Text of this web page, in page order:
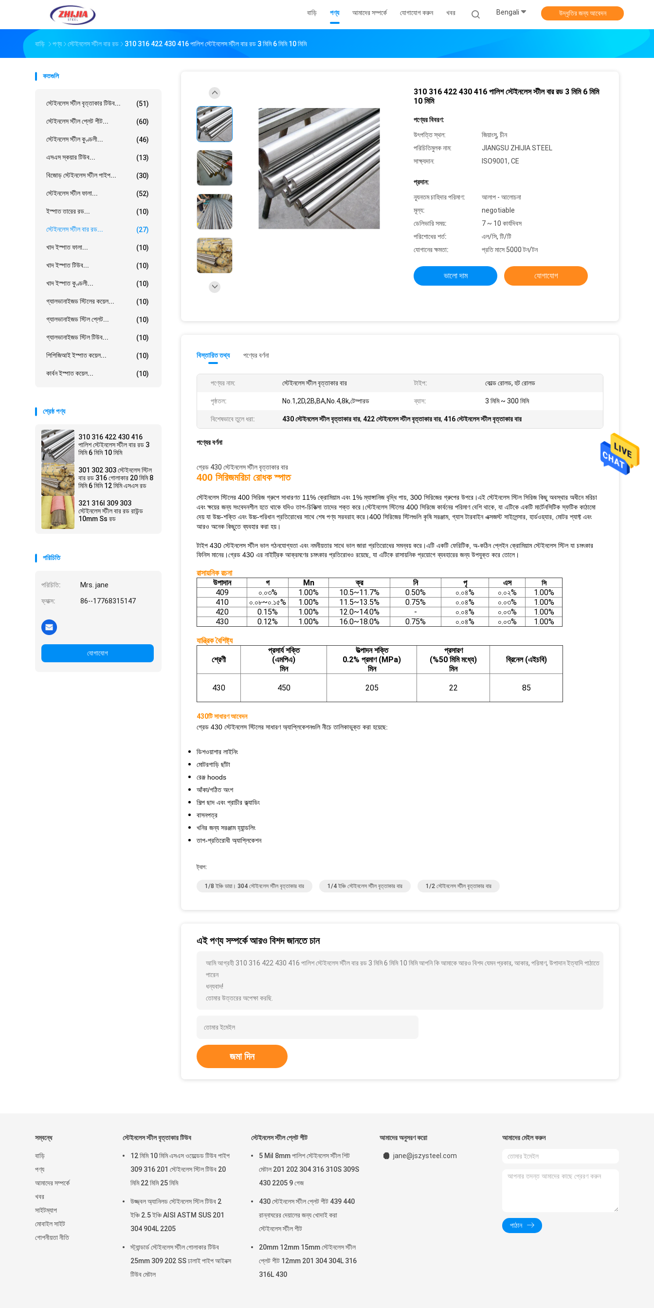
বাড়ি পণ্য আমাদের সম্পর্কে যোগাযোগ করুন খবর Bengali উদ্ধৃতির জন্য আবেদন
বাড়ি পণ্য স্টেইনলেস স্টীল বার রড 310 316 422 430 416 পালিশ স্টেইনলেস স্টীল বার রড 3 মিমি 6 মিমি 10 মিমি
কতগুলি
স্টেইনলেস স্টীল বৃত্তাকার টিউব... (51)
স্টেইনলেস স্টীল প্লেট শীট... (60)
স্টেইনলেস স্টীল কুণ্ডলী... (46)
এসএস স্কয়ার টিউব... (13)
বিজোড় স্টেইনলেস স্টীল পাইপ... (30)
স্টেইনলেস স্টীল ফালা... (52)
ইস্পাত তারের রড... (10)
স্টেইনলেস স্টীল বার রড... (27)
খাদ ইস্পাত ফালা... (10)
খাদ ইস্পাত টিউব... (10)
খাদ ইস্পাত কুণ্ডলী... (10)
গ্যালভানাইজড স্টিলের কয়েল... (10)
গ্যালভানাইজড স্টিল প্লেট... (10)
গ্যালভানাইজড স্টিল টিউব... (10)
পিপিজিআই ইস্পাত কয়েল... (10)
কার্বন ইস্পাত কয়েল... (10)
শ্রেষ্ঠ পণ্য
310 316 422 430 416
পালিশ স্টেইনলেস স্টীল বার রড 3
মিমি 6 মিমি 10 মিমি
301 302 303 স্টেইনলেস স্টিল
বার রড 316 গোলাকার 20 মিমি 8
মিমি 6 মিমি 12 মিমি এসএস রড
321 316l 309 303
স্টেইনলেস স্টীল বার রড রাউন্ড
10mm Ss রড
পরিচিতি
পরিচিতি: Mrs. jane
ফ্যাক্স: 86--17768315147
যোগাযোগ
310 316 422 430 416 পালিশ স্টেইনলেস স্টীল বার রড 3 মিমি 6 মিমি
10 মিমি
পণ্যের বিবরণ:
উৎপত্তি স্থল:
জিয়াংসু, চীন
পরিচিতিমুলক নাম:
JIANGSU ZHIJIA STEEL
সাক্ষ্যদান:
ISO9001, CE
প্রদান:
ন্যূনতম চাহিদার পরিমাণ:
আলাপ - আলোচনা
মূল্য:
negotiable
ডেলিভারি সময়:
7 ~ 10 কার্যদিবস
পরিশোধের শর্ত:
এল/সি, টি/টি
যোগানের ক্ষমতা:
প্রতি মাসে 5000 টন/টন
ভালো দাম যোগাযোগ
বিস্তারিত তথ্য পণ্যের বর্ণনা
পণ্যের নাম: স্টেইনলেস স্টীল বৃত্তাকার বার টাইপ: কোল্ড রোলড, হট রোলড
পৃষ্ঠতল: No.1,2D,2B,BA,No.4,8k,টেম্পারড ব্যাস: 3 মিমি ~ 300 মিমি
বিশেষভাবে তুলে ধরা: 430 স্টেইনলেস স্টীল বৃত্তাকার বার, 422 স্টেইনলেস স্টীল বৃত্তাকার বার, 416 স্টেইনলেস স্টীল বৃত্তাকার বার
পণ্যের বর্ণনা
গ্রেড 430 স্টেইনলেস স্টীল বৃত্তাকার বার
400 সিরিজমরিচা রোধক স্পাত
স্টেইনলেস স্টিলের 400 সিরিজ গ্রুপে সাধারণত 11% ক্রোমিয়াম এবং 1% ম্যাঙ্গানিজ বৃদ্ধি পায়, 300 সিরিজের গ্রুপের উপরে।এই স্টেইনলেস স্টিল সিরিজ কিছু অবস্থার অধীনে মরিচা
এবং ক্ষয়ের জন্য সংবেদনশীল হতে থাকে যদিও তাপ-চিকিত্সা তাদের শক্ত করে।স্টেইনলেস স্টিলের 400 সিরিজে কার্বনের পরিমাণ বেশি থাকে, যা এটিকে একটি মার্টেনসিটিক স্ফটিক কাঠামো
দেয় যা উচ্চ-শক্তি এবং উচ্চ-পরিধান প্রতিরোধের সাথে শেষ পণ্য সরবরাহ করে।400 সিরিজের স্টিলগুলি কৃষি সরঞ্জাম, গ্যাস টারবাইন এক্সজস্ট সাইলেন্সার, হার্ডওয়্যার, মোটর শ্যাফ্ট এবং
আরও অনেক কিছুতে ব্যবহার করা হয়।
টাইপ 430 স্টেইনলেস স্টীল ভাল গঠনযোগ্যতা এবং নমনীয়তার সাথে ভাল জারা প্রতিরোধের সমন্বয় করে।এটি একটি ফেরিটিক, অ-কঠিন প্লেইন ক্রোমিয়াম স্টেইনলেস স্টিল যা চমৎকার
ফিনিস মানের।গ্রেড 430 এর নাইট্রিক আক্রমণের চমৎকার প্রতিরোধও রয়েছে, যা এটিকে রাসায়নিক প্রয়োগে ব্যবহারের জন্য উপযুক্ত করে তোলে।
রাসায়নিক রচনা
উপাদান
গ Mn ক্র নি পৃ এস সি
409 ০.০৩% 1.00% 10.5~11.7% 0.50% ০.০৪% ০.০২%
1.00%
410
০.০৮~০.১৫% 1.00% 11.5~13.5% 0.75% ০.০৪% ০.০৩%
1.00%
420
0.15% 1.00% 12.0~14.0% - ০.০৪% ০.০৩%
1.00%
430
0.12% 1.00% 16.0~18.0% 0.75% ০.০৪% ০.০৩% 1.00%
যান্ত্রিক বৈশিষ্ট্য
শ্রেণী
প্রসার্য শক্তি
(এমপিএ)
মিন
উত্পাদন শক্তি
0.2% প্রমাণ (MPa)
মিন
প্রসারণ
(%50 মিমি মধ্যে)
মিন
ব্রিনেল (এইচবি)
430 450 205 22 85
430টি সাধারণ আবেদন
গ্রেড 430 স্টেইনলেস স্টিলের সাধারণ অ্যাপ্লিকেশনগুলি নীচে তালিকাভুক্ত করা হয়েছে:
ডিশওয়াশার লাইনিং
মোটরগাড়ি ছাঁটা
রেঞ্জ hoods
আঁকা/গঠিত অংশ
শিল্প ছাদ এবং প্রাচীর ক্ল্যাডিং
বাসনপত্র
খনির জন্য সরঞ্জাম হ্যান্ডলিং
তাপ-প্রতিরোধী অ্যাপ্লিকেশন
ট্যাগ:
1/8 ইঞ্চি ডায়া। 304 স্টেইনলেস স্টীল বৃত্তাকার বার 1/4 ইঞ্চি স্টেইনলেস স্টীল বৃত্তাকার বার 1/2 স্টেইনলেস স্টীল বৃত্তাকার বার
এই পণ্য সম্পর্কে আরও বিশদ জানতে চান
আমি আগ্রহী 310 316 422 430 416 পালিশ স্টেইনলেস স্টীল বার রড 3 মিমি 6 মিমি 10 মিমি আপনি কি আমাকে আরও বিশদ যেমন প্রকার, আকার, পরিমাণ, উপাদান ইত্যাদি পাঠাতে
পারেন
ধন্যবাদ!
তোমার উত্তরের অপেক্ষা করছি.
জমা দিন
সম্বন্ধে
বাড়ি
পণ্য
আমাদের সম্পর্কে
খবর
সাইটম্যাপ
মোবাইল সাইট
গোপনীয়তা নীতি
স্টেইনলেস স্টীল বৃত্তাকার টিউব
12 মিমি 10 মিমি এসএস ওয়েল্ডেড টিউব পাইপ
309 316 201 স্টেইনলেস স্টিল টিউব 20
মিমি 22 মিমি 25 মিমি
উজ্জ্বল অ্যানিলড স্টেইনলেস স্টিল টিউব 2
ইঞ্চি 2.5 ইঞ্চি AISI ASTM SUS 201
304 904L 2205
স্ট্যান্ডার্ড স্টেইনলেস স্টীল গোলাকার টিউব
25mm 309 202 SS ঢালাই পাইপ আইনক্স
টিউব মেটাল
স্টেইনলেস স্টীল প্লেট শীট
5 Mil 8mm পালিশ স্টেইনলেস স্টীল শিট
মেটাল 201 202 304 316 310S 309S
430 2205 9 গেজ
430 স্টেইনলেস স্টীল প্লেট শীট 439 440
রান্নাঘরের দেয়ালের জন্য খোদাই করা
স্টেইনলেস স্টীল শীট
20mm 12mm 15mm স্টেইনলেস স্টীল
প্লেট শীট 12mm 201 304 304L 316
316L 430
আমাদের অনুসরণ করো
jane@jszysteel.com
আমাদের মেইল ​​করুন
পাঠান